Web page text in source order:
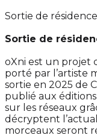
Sortie de
Sortie de
oXni est un projet
porté par l’artiste
sortie en 2025 de
publié aux
sur les réseaux
décryptent
morceaux seront